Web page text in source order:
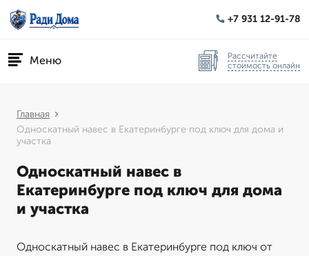
+7 931 12-91-78
Меню
Рассчитайте
стоимость онлайн
Главная
Односкатный навес в Екатеринбурге под ключ для дома и
участка
Односкатный навес в
Екатеринбурге под ключ для дома
и участка
Односкатный навес в Екатеринбурге под ключ от